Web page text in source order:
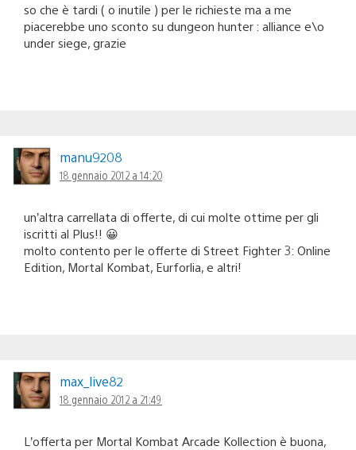
so che è tardi ( o inutile ) per le richieste ma a me
piacerebbe uno sconto su dungeon hunter : alliance e\o
under siege, grazie
manu9208
18 gennaio 2012 a 14:20
un’altra carrellata di offerte, di cui molte ottime per gli
iscritti al Plus!! 😀
molto contento per le offerte di Street Fighter 3: Online
Edition, Mortal Kombat, Eurforlia, e altri!
max_live82
18 gennaio 2012 a 21:49
L’offerta per Mortal Kombat Arcade Kollection è buona,